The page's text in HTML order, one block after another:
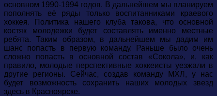
основном 1990-1994 годов. В дальнейшем мы планируем
пополнять её ряды только воспитанниками краевого
хоккея. Политика нашего клуба такова, что основной
костяк молодежки будет составлять именно местные
ребята. Таким образом, в дальнейшем мы дадим им
шанс попасть в первую команду. Раньше было очень
сложно попасть в основной состав «Сокола», и, как
правило, молодые перспективные хоккеисты уезжали в
другие регионы. Сейчас, создав команду МХЛ, у нас
будет возможность сохранить наших молодых звезд
здесь в Красноярске.